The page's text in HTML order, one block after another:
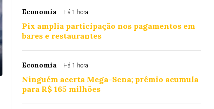
Economia Há 1 hora
Pix amplia participação nos pagamentos em
bares e restaurantes
Economia Há 1 hora
Ninguém acerta Mega-Sena; prêmio acumula
para R$ 165 milhões